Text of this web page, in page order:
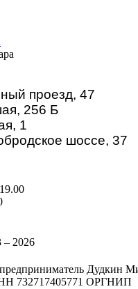
проезд, 47
256 Б
1
шоссе, 37
2026
Дудкин
732717405771 ОРГНИП